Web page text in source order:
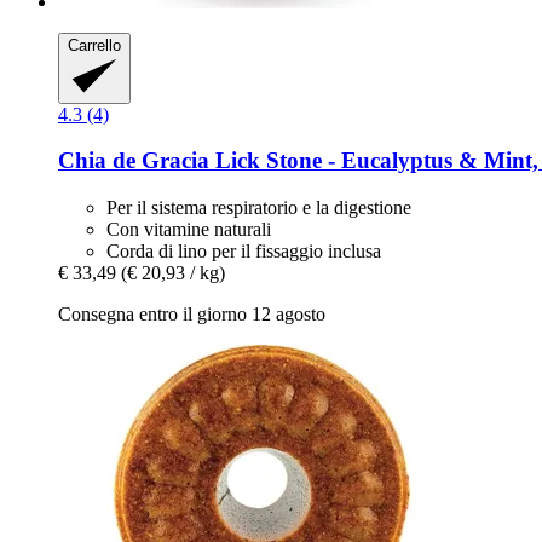
Carrello
4.3 (4)
Chia de Gracia Lick Stone -​ Eucalyptus & Mint,
Per il sistema respiratorio e la digestione
Con vitamine naturali
Corda di lino per il fissaggio inclusa
€ 33,49 (€ 20,93 / kg)
Consegna entro il giorno 12 agosto